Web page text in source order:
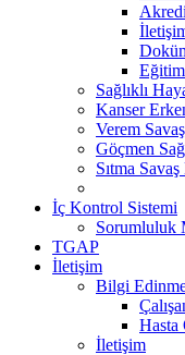
Sağlıklı
Kanser
Verem
Göçmen
Sıtma
İç Kontrol Sistemi
Sorumluluk
TGAP
İletişim
Bilgi
Hasta
İletişim